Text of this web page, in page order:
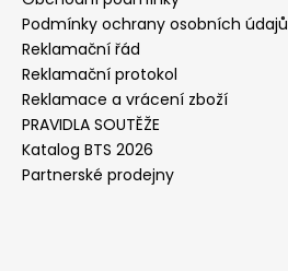
Podmínky ochrany osobních údajů
Reklamační řád
Reklamační protokol
Reklamace a vrácení zboží
PRAVIDLA SOUTĚŽE
Katalog BTS 2026
Partnerské prodejny